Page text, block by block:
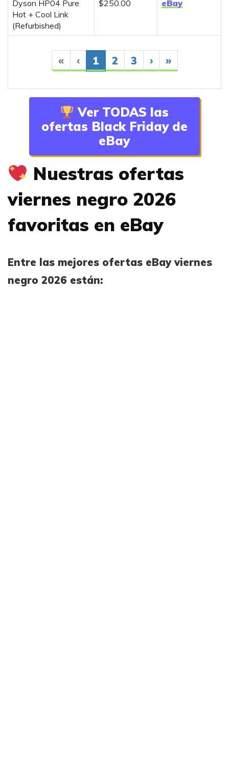
« ‹ 1 2 3 › »
Dyson HP04 Pure
Hot + Cool Link
(Refurbished)
$250.00 eBay
Ver TODAS las
ofertas Black Friday de
eBay
Nuestras ofertas
viernes negro 2026
favoritas en eBay
Entre las mejores ofertas eBay viernes
negro 2026 están: